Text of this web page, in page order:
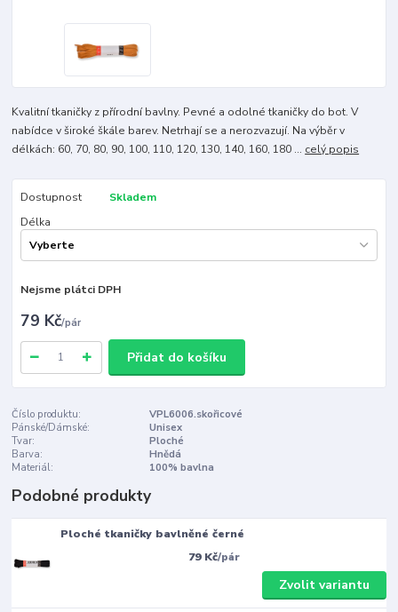
Kvalitní tkaničky z přírodní bavlny. Pevné a odolné tkaničky do bot. V
nabídce v široké škále barev. Netrhají se a nerozvazují. Na výběr v
délkách: 60, 70, 80, 90, 100, 110, 120, 130, 140, 160, 180 ... celý popis
Dostupnost
Skladem
Délka
Nejsme plátci DPH
79 Kč/pár
Přidat do košíku
Číslo produktu:
VPL6006.skořicové
Pánské/Dámské:
Unisex
Tvar:
Ploché
Barva:
Hnědá
Materiál:
100% bavlna
Podobné produkty
Ploché tkaničky bavlněné černé
79 Kč/pár
Zvolit variantu